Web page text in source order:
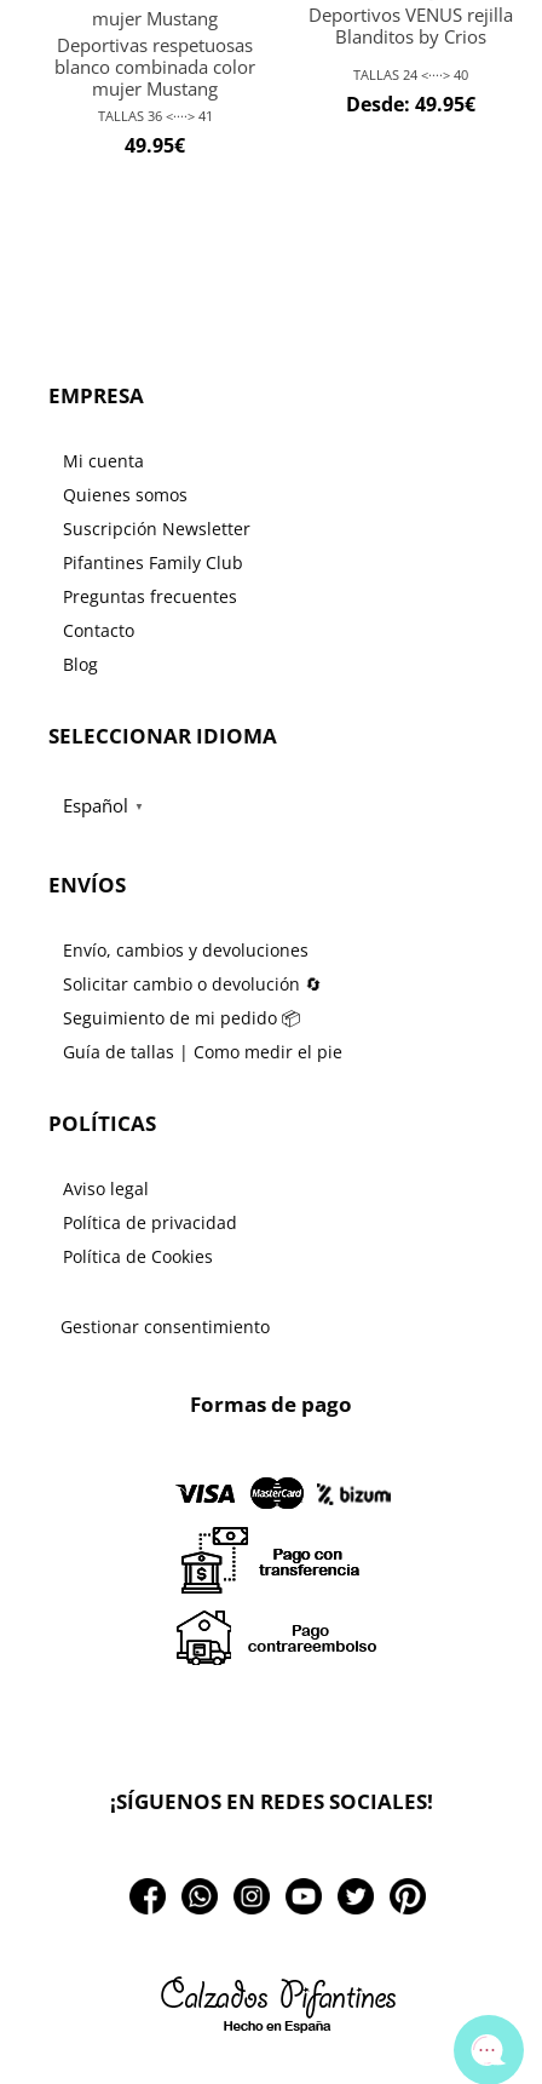
Deportivas respetuosas
blanco combinada color
mujer Mustang
TALLAS 36 <····> 41
49.95€
Deportivos VENUS rejilla
Blanditos by Crios
TALLAS 24 <····> 40
Desde:49.95€
EMPRESA
Mi cuenta
Quienes somos
Suscripción Newsletter
Pifantines Family Club
Preguntas frecuentes
Contacto
Blog
SELECCIONAR IDIOMA
Español ▼
ENVÍOS
Envío, cambios y devoluciones
Solicitar cambio o devolución 🔄
Seguimiento de mi pedido 📦
Guía de tallas | Como medir el pie
POLÍTICAS
Aviso legal
Política de privacidad
Política de Cookies
Gestionar consentimiento
Formas de pago
¡SÍGUENOS EN REDES SOCIALES!
📧 Enviar mensaje